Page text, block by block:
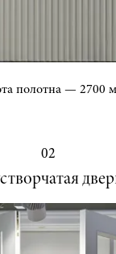
полотна — 2700
02